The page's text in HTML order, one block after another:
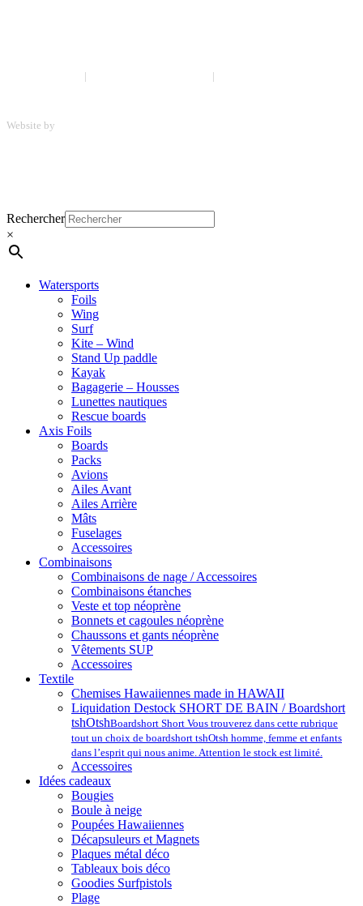
| |
Website by
Menu
Close
Menu
Rechercher
×
Watersports
Foils
Wing
Surf
Kite – Wind
Stand Up paddle
Kayak
Bagagerie – Housses
Lunettes nautiques
Rescue boards
Axis Foils
Boards
Packs
Avions
Ailes Avant
Ailes Arrière
Mâts
Fuselages
Accessoires
Combinaisons
Combinaisons de nage / Accessoires
Combinaisons étanches
Veste et top néoprène
Bonnets et cagoules néoprène
Chaussons et gants néoprène
Vêtements SUP
Accessoires
Textile
Chemises Hawaiiennes made in HAWAII
Liquidation Destock SHORT DE BAIN / Boardshort
tshOtshBoardshort Short Vous trouverez dans cette rubrique
tout un choix de boardshort tshOtsh homme, femme et enfants
dans l’esprit qui nous anime. Attention le stock est limité.
Accessoires
Idées cadeaux
Bougies
Boule à neige
Poupées Hawaiiennes
Décapsuleurs et Magnets
Plaques métal déco
Tableaux bois déco
Goodies Surfpistols
Plage